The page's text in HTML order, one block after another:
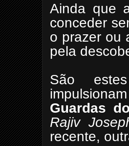
Ainda que
conceder
o prazer ou
pela
São
Guardas
Rajiv
recente,